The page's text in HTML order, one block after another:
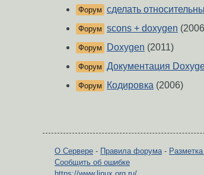
Форум сделать
Форум scons + doxygen
Форум Doxygen (2011)
Форум Документация
Форум Кодировка (2006)
О Сервере - Правила форума-
Сообщить об ошибке